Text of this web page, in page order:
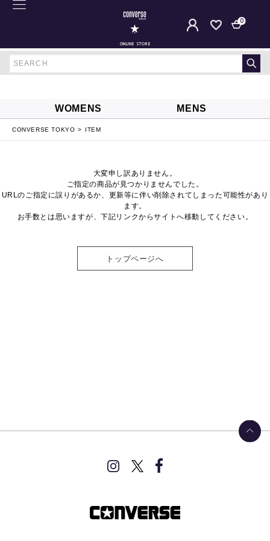
ONLINE STORE
0
WOMENS MENS
CONVERSE TOKYO ITEM
大変申し訳ありません。
ご指定の商品が見つかりませんでした。
URLのご指定に誤りがあるか、更新等に伴い削除されてしまった可能性があり
ます。
お手数とは思いますが、下記リンクからサイトへ移動してください。
トップページへ